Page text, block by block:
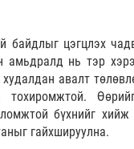
байдлыг цэгцлэх
амьдралд нь тэр
худалдан авалт
тохиромжтой.
бүхнийг хийж
гайхшируулна.